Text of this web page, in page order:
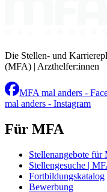
Die Stellen- und
(MFA) | Arzthelfer:innen
MFA mal anders -
mal anders - Instagram
Für MFA
Stellenangebote für
Stellengesuche |
Fortbildungskatalog
Bewerbung